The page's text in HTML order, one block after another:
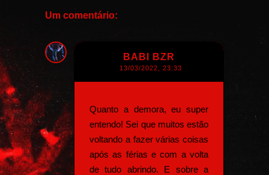
Um comentário:
BABI BZR
13/03/2022, 23:33
Quanto a demora, eu super
entendo! Sei que muitos estão
voltando a fazer várias coisas
após as férias e com a volta
de tudo abrindo. E sobre a